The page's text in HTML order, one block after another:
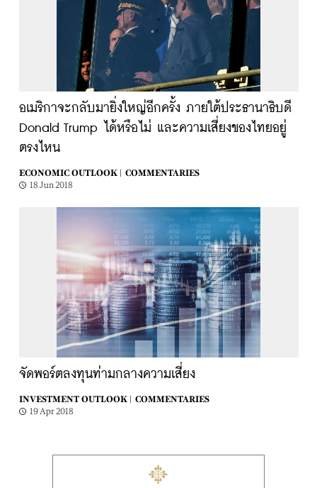
อเมริกาจะกลับมายิ่งใหญ่อีกครั้ง ภายใต้ประธานาธิบดี
Donald Trump ได้หรือไม่ และความเสี่ยงของไทยอยู่
ตรงไหน
ECONOMIC OUTLOOK |
COMMENTARIES
18 Jun 2018
จัดพอร์ตลงทุนท่ามกลางความเสี่ยง
INVESTMENT OUTLOOK |
COMMENTARIES
19 Apr 2018